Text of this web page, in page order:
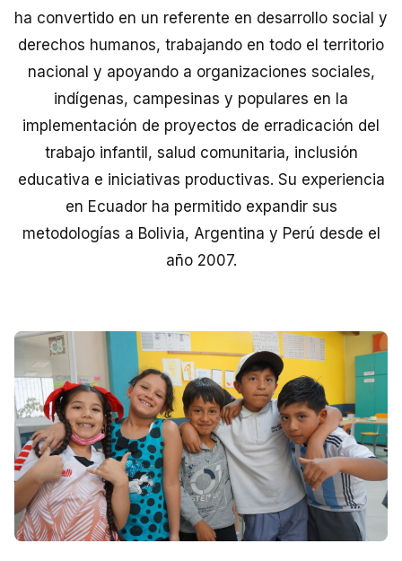
ha convertido en un referente en desarrollo social y
derechos humanos, trabajando en todo el territorio
nacional y apoyando a organizaciones sociales,
indígenas, campesinas y populares en la
implementación de proyectos de erradicación del
trabajo infantil, salud comunitaria, inclusión
educativa e iniciativas productivas. Su experiencia
en Ecuador ha permitido expandir sus
metodologías a Bolivia, Argentina y Perú desde el
año 2007.